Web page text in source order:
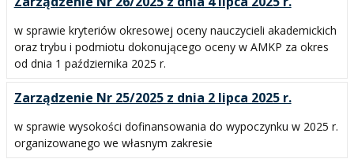
w sprawie kryteriów okresowej oceny nauczycieli akademickich
oraz trybu i podmiotu dokonującego oceny w AMKP za okres
od dnia 1 października 2025 r.
Zarządzenie Nr 25/2025 z dnia 2 lipca 2025 r.
w sprawie wysokości dofinansowania do wypoczynku w 2025 r.
organizowanego we własnym zakresie